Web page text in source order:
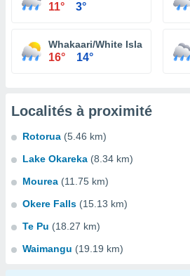
11° 3°
Whakaari/White Island
16° 14°
Localités à proximité
Rotorua (5.46 km)
Lake Okareka (8.34 km)
Mourea (11.75 km)
Okere Falls (15.13 km)
Te Pu (18.27 km)
Waimangu (19.19 km)